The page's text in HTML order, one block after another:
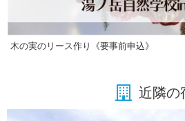
木の実のリース作り《要事前申込》
近隣の